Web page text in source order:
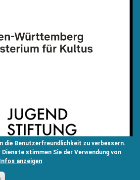
die Benutzerfreundlichkeit zu verbessern.
stimmen Sie der Verwendung von
anzeigen